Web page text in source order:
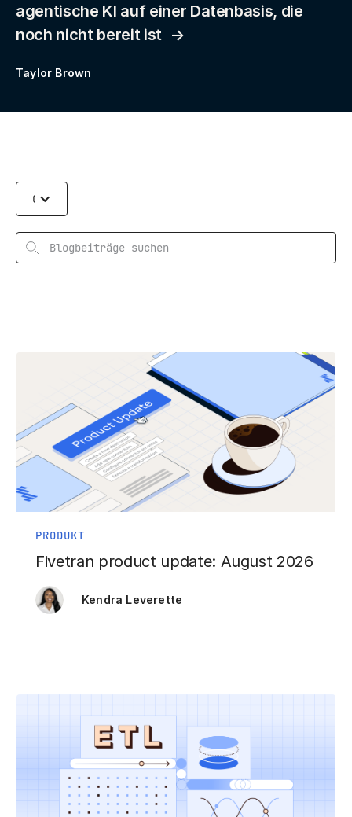
agentische KI auf einer Datenbasis, die
noch nicht bereit ist
Taylor Brown
Categories
Suchen
PRODUKT
Fivetran product update: August 2026
Kendra Leverette